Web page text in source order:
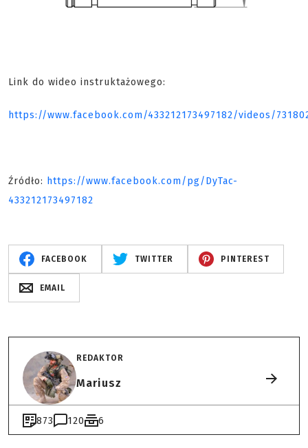
Link do wideo instruktażowego:
https://www.facebook.com/433212173497182/videos/
Źródło: https://www.facebook.com/pg/DyTac-
433212173497182
FACEBOOK TWITTER PINTEREST
EMAIL
REDAKTOR
Mariusz
873 120 6